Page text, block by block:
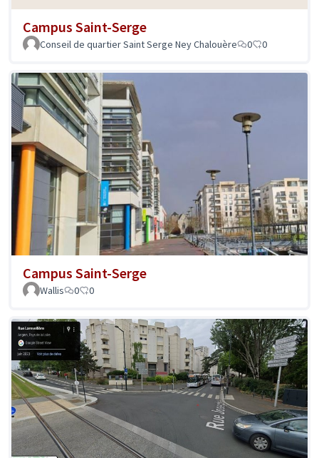
Campus Saint-Serge
Conseil de quartier Saint Serge Ney Chalouère 0 0
Campus Saint-Serge
Wallis 0 0